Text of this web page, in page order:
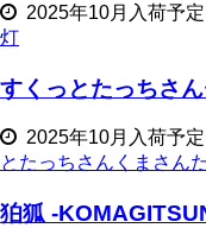
2025年10月入荷予定
灯
すくっとたっちさ
2025年10月入荷予定
とたっちさんくまさん
狛狐 -